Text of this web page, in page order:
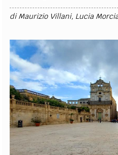
diMaurizio Villani, Lucia